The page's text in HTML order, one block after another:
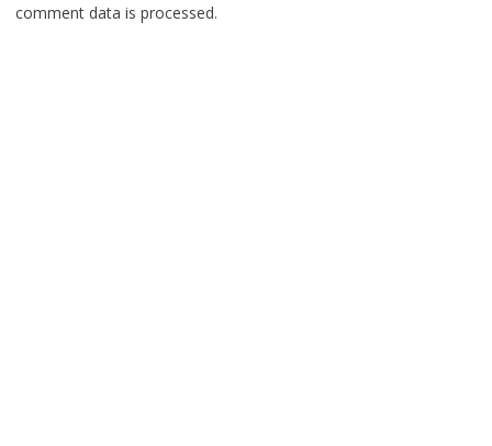
comment data is processed.